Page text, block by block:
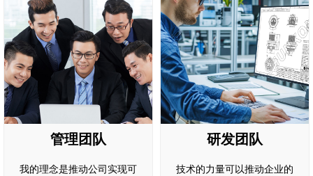
管理团队
我的理念是推动公司实现可
研发团队
技术的力量可以推动企业的